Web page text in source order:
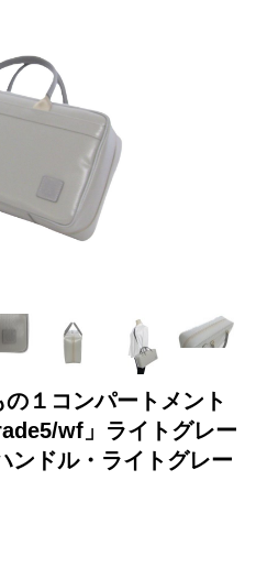
１コンパートメント
wf」ライトグレー
ンドル・ライトグレー